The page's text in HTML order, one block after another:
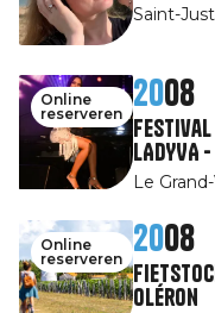
Saint-
Online
reserveren
2008
Festival
LADYVA -
Le
Online
reserveren
2008
Oléron